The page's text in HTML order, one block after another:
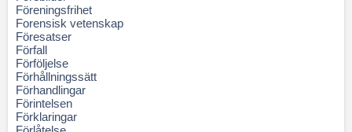
Föreningsfrihet
Forensisk vetenskap
Föresatser
Förfall
Förföljelse
Förhållningssätt
Förhandlingar
Förintelsen
Förklaringar